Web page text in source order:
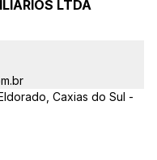
LTDA
Caxias do Sul -